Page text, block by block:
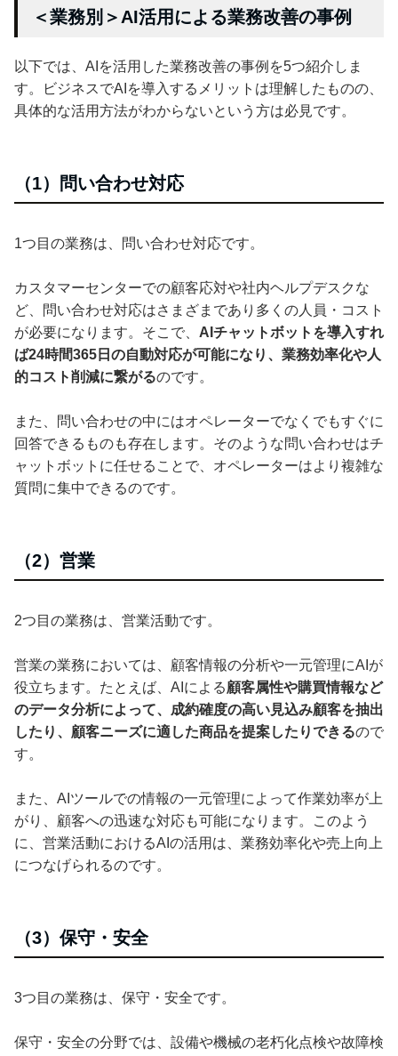
＜業務別＞AI活用による業務改善の事例
以下では、AIを活用した業務改善の事例を5つ紹介しま
す。ビジネスでAIを導入するメリットは理解したものの、
具体的な活用方法がわからないという方は必見です。
（1）問い合わせ対応
1つ目の業務は、問い合わせ対応です。
カスタマーセンターでの顧客応対や社内ヘルプデスクな
ど、問い合わせ対応はさまざまであり多くの人員・コスト
が必要になります。そこで、 AIチャットボットを導入すれ
ば24時間365日の自動対応が可能になり、業務効率化や人
的コスト削減に繋がるのです。
また、問い合わせの中にはオペレーターでなくでもすぐに
回答できるものも存在します。そのような問い合わせはチ
ャットボットに任せることで、オペレーターはより複雑な
質問に集中できるのです。
（2）営業
2つ目の業務は、営業活動です。
営業の業務においては、顧客情報の分析や一元管理にAIが
役立ちます。たとえば、AIによる顧客属性や購買情報など
のデータ分析によって、成約確度の高い見込み顧客を抽出
したり、顧客ニーズに適した商品を提案したりできるので
す。
また、AIツールでの情報の一元管理によって作業効率が上
がり、顧客への迅速な対応も可能になります。このよう
に、営業活動におけるAIの活用は、業務効率化や売上向上
につなげられるのです。
（3）保守・安全
3つ目の業務は、保守・安全です。
保守・安全の分野では、設備や機械の老朽化点検や故障検